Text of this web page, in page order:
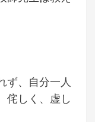
ず、自分一人
侘しく、虚し